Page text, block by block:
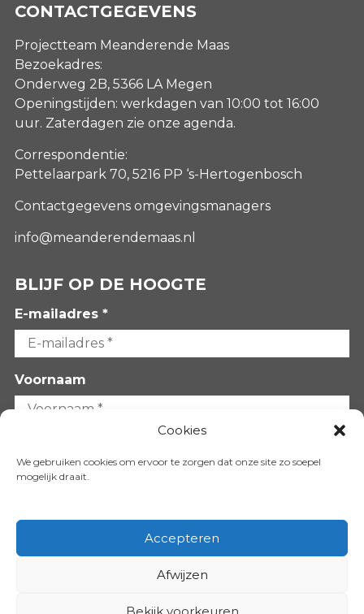
Cookies
We gebruiken cookies om ervoor te zorgen dat onze site zo soepel
mogelijk draait.
Accepteren
Afwijzen
Bekijk voorkeuren
CONTACTGEGEVENS
Projectteam Meanderende Maas
Bezoekadres:
Onderweg 2B, 5366 LA Megen
Openingstijden: werkdagen van 10:00 tot 16:00
uur. Zaterdagen zie onze agenda.
Correspondentie:
Pettelaarpark 70, 5216 PP ‘s-Hertogenbosch
Contactgegevens omgevingsmanagers
info@meanderendemaas.nl
BLIJF OP DE HOOGTE
E-mailadres *
Voornaam
VOLG ONS OP: